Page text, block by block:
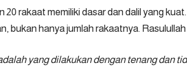
20 rakaat memiliki dasar dan dalil yang
bukan hanya jumlah rakaatnya.
yang dilakukan dengan tenang dan